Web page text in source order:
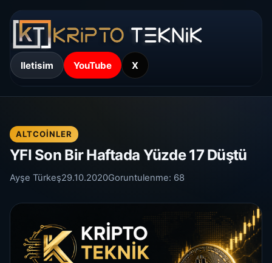
Iletisim YouTube X
ALTCOINLER
YFI Son Bir Haftada Yüzde 17 Düştü
Ayşe Türkeş29.10.2020Goruntulenme: 68